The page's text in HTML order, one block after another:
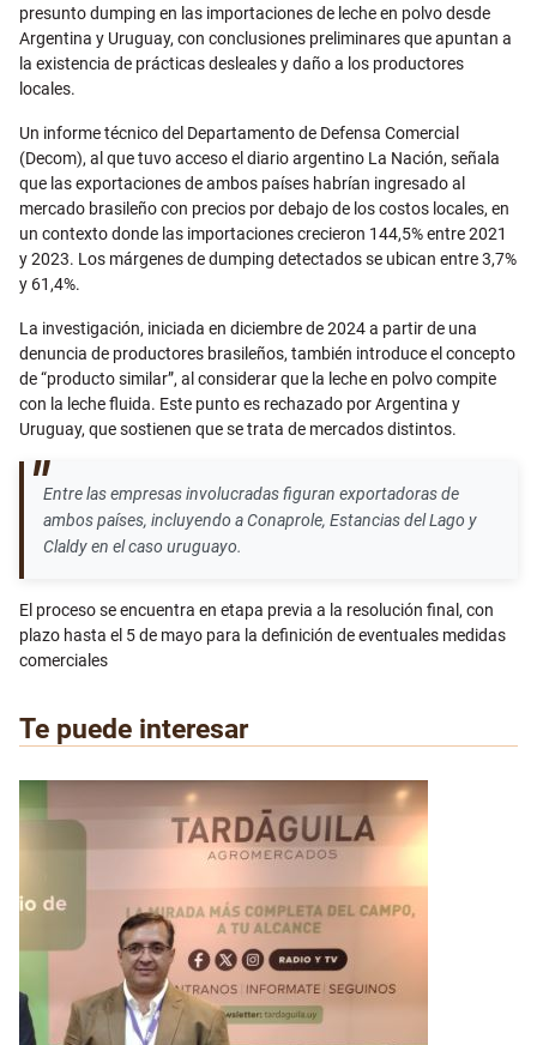
presunto dumping en las importaciones de leche en polvo desde
Argentina y Uruguay, con conclusiones preliminares que apuntan a
la existencia de prácticas desleales y daño a los productores
locales.
Un informe técnico del Departamento de Defensa Comercial
(Decom), al que tuvo acceso el diario argentino La Nación, señala
que las exportaciones de ambos países habrían ingresado al
mercado brasileño con precios por debajo de los costos locales, en
un contexto donde las importaciones crecieron 144,5% entre 2021
y 2023. Los márgenes de dumping detectados se ubican entre 3,7%
y 61,4%.
La investigación, iniciada en diciembre de 2024 a partir de una
denuncia de productores brasileños, también introduce el concepto
de “producto similar”, al considerar que la leche en polvo compite
con la leche fluida. Este punto es rechazado por Argentina y
Uruguay, que sostienen que se trata de mercados distintos.
Entre las empresas involucradas figuran exportadoras de
ambos países, incluyendo a Conaprole, Estancias del Lago y
Claldy en el caso uruguayo.
El proceso se encuentra en etapa previa a la resolución final, con
plazo hasta el 5 de mayo para la definición de eventuales medidas
comerciales
Te puede interesar